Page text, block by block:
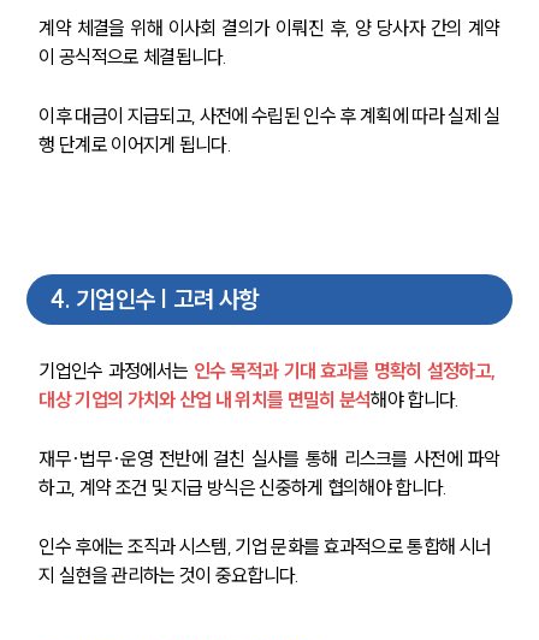
구성원 소개
법률 블로그
법률서식
뉴스레터/브로슈어
대륜법률상담예약
대륜법률상담예약
계약 체결을 위해 이사회 결의가 이뤄진 후, 양 당사자 간의 계약
이 공식적으로 체결됩니다.
이후 대금이 지급되고, 사전에 수립된 인수 후 계획에 따라 실제 실
행 단계로 이어지게 됩니다.
4. 기업인수 | 고려 사항
기업인수 과정에서는 인수 목적과 기대 효과를 명확히 설정하고,
대상 기업의 가치와 산업 내 위치를 면밀히 분석해야 합니다.
재무·법무·운영 전반에 걸친 실사를 통해 리스크를 사전에 파악
하고, 계약 조건 및 지급 방식은 신중하게 협의해야 합니다.
인수 후에는 조직과 시스템, 기업 문화를 효과적으로 통합해 시너
지 실현을 관리하는 것이 중요합니다.